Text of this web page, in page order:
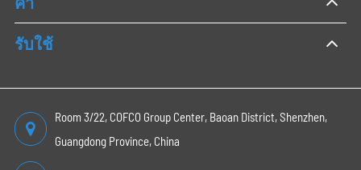
รับใช้
Room 3/22, COFCO Group Center, Baoan District, Shenzhen,
Guangdong Province, China